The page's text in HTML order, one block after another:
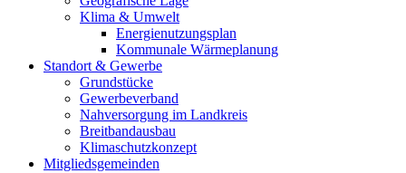
Klima & Umwelt
Energienutzungsplan
Kommunale Wärmeplanung
Standort & Gewerbe
Grundstücke
Gewerbeverband
Nahversorgung im Landkreis
Breitbandausbau
Klimaschutzkonzept
Mitgliedsgemeinden